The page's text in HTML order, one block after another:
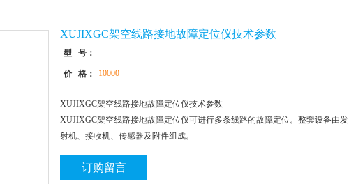
XUJIXGC架空线路接地故障定位仪技术参数
型 号：
价 格： 10000
XUJIXGC架空线路接地故障定位仪技术参数
XUJIXGC架空线路接地故障定位仪可进行多条线路的故障定位。整套设备由发
射机、接收机、传感器及附件组成。
订购留言